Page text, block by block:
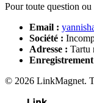
Pour toute question
Email :
Société :
Adresse : Tartu
© 2026 LinkMagnet.